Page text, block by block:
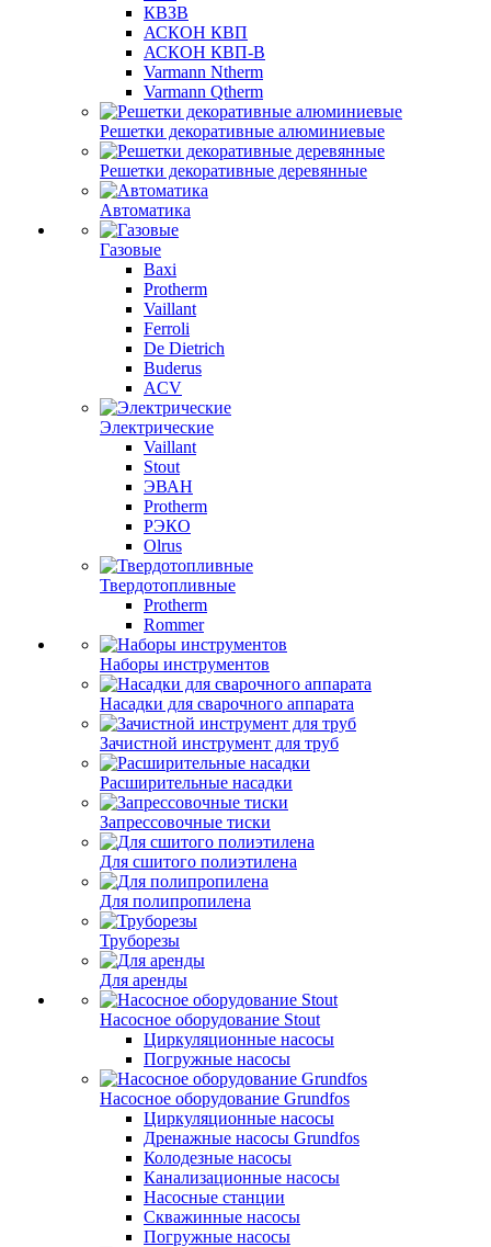
КВЗВ
АСКОН КВП
АСКОН КВП-В
Varmann Ntherm
Varmann Qtherm
Решетки декоративные алюминиевые
Решетки декоративные деревянные
Автоматика
Газовые
Baxi
Protherm
Vaillant
Ferroli
De Dietrich
Buderus
ACV
Электрические
Vaillant
Stout
ЭВАН
Protherm
РЭКО
Olrus
Твердотопливные
Protherm
Rommer
Наборы инструментов
Насадки для сварочного аппарата
Зачистной инструмент для труб
Расширительные насадки
Запрессовочные тиски
Для сшитого полиэтилена
Для полипропилена
Труборезы
Для аренды
Насосное оборудование Stout
Циркуляционные насосы
Погружные насосы
Насосное оборудование Grundfos
Циркуляционные насосы
Дренажные насосы Grundfos
Колодезные насосы
Канализационные насосы
Насосные станции
Скважинные насосы
Погружные насосы